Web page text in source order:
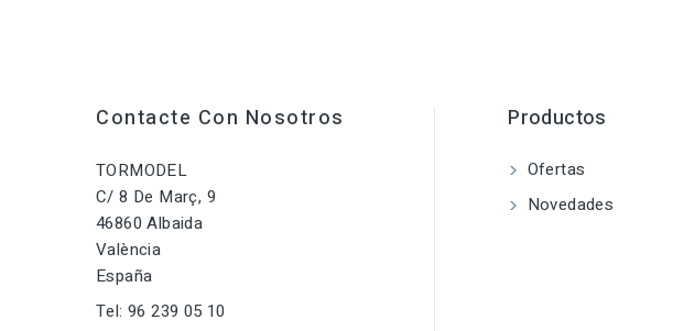
Contacte Con Nosotros
TORMODEL
C/ 8 De Març, 9
46860 Albaida
València
España
Tel: 96 239 05 10
Productos
Ofertas
Novedades